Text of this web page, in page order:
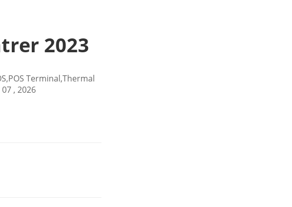
2023
Terminal,Thermal
, 2026